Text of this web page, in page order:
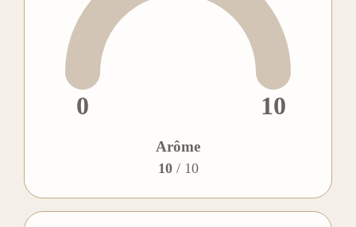
0 10
Arôme
10/ 10